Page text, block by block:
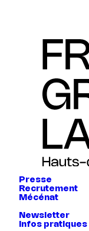
Presse
Recrutement
Mécénat
Newsletter
Infos pratiques